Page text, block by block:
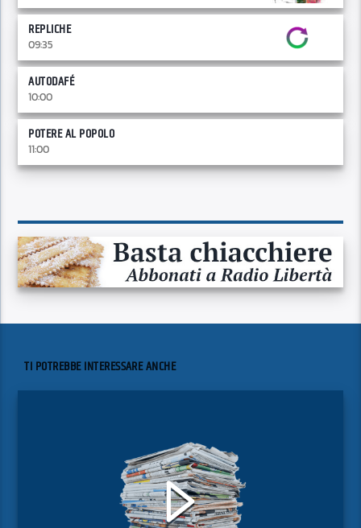
REPLICHE
09:35
AUTODAFÉ
10:00
POTERE AL POPOLO
11:00
TI POTREBBE INTERESSARE ANCHE